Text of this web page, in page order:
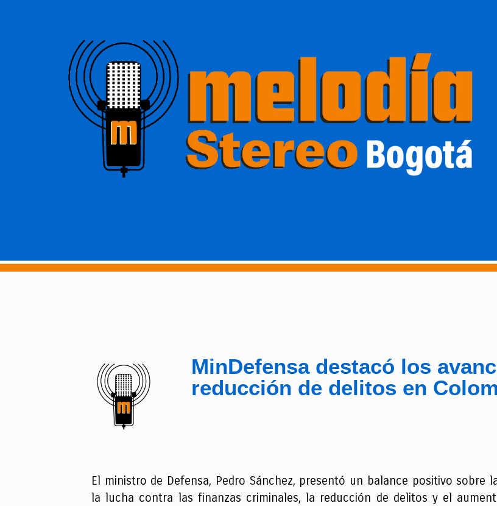
MinDefensa destacó los
reducción de delitos en
El ministro de Defensa, Pedro Sánchez, presentó un balance positivo sobre
la lucha contra las finanzas criminales, la reducción de delitos y el